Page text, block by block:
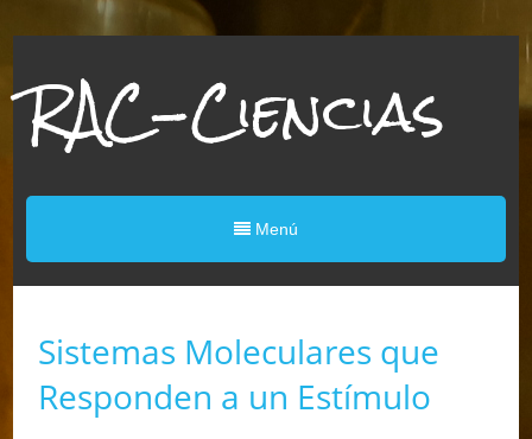
RAC-Ciencias
Menú
Sistemas Moleculares que
Responden a un Estímulo